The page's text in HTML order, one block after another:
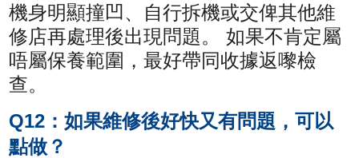
機身明顯撞凹、自行拆機或交俾其他維
修店再處理後出現問題。 如果不肯定屬
唔屬保養範圍，最好帶同收據返嚟檢
查。
Q12：如果維修後好快又有問題，可以
點做？